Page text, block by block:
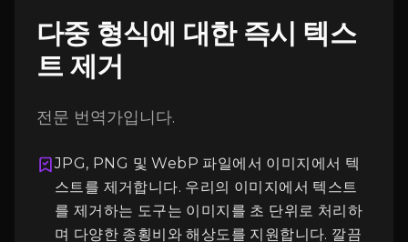
다중 형식에 대한 즉시 텍스
트 제거
전문 번역가입니다.
JPG, PNG 및 WebP 파일에서 이미지에서 텍
스트를 제거합니다. 우리의 이미지에서 텍스트
를 제거하는 도구는 이미지를 초 단위로 처리하
며 다양한 종횡비와 해상도를 지원합니다. 깔끔